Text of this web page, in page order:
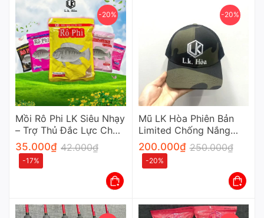
-20%
Mồi Rô Phi LK Siêu Nhạy
– Trợ Thủ Đắc Lực Cho
Mọi Cần Thủ Chuyên
Nghiệp
35.000₫ 42.000₫
-17%
-20%
Mũ LK Hòa Phiên Bản
Limited Chống Nắng
Cao Cấp Cho Cần Thủ
200.000₫ 250.000₫
-20%